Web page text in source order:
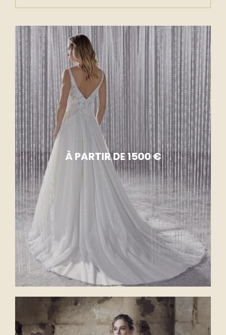
À PARTIR DE 1500 €